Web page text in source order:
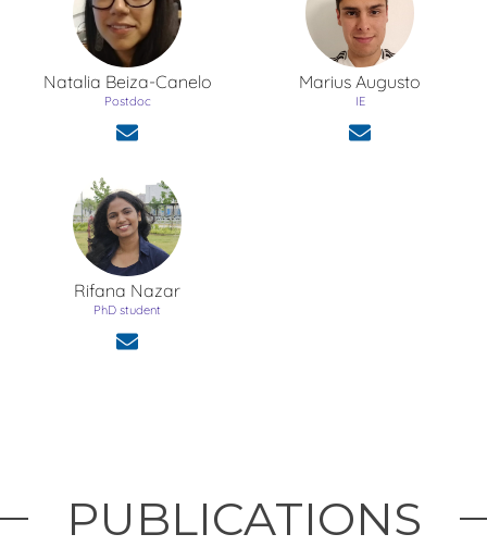
Natalia Beiza-Canelo
Postdoc
Marius Augusto
IE
Rifana Nazar
PhD student
PUBLICATIONS